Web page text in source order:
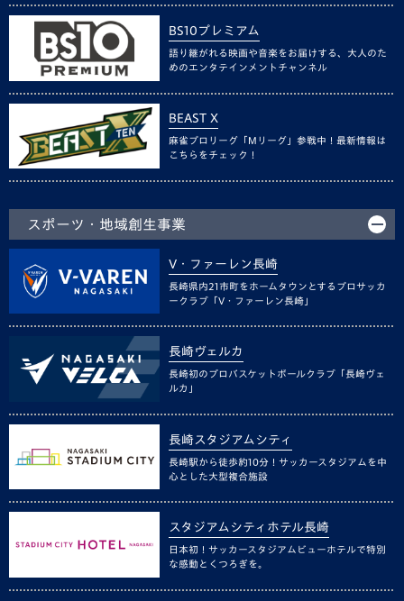
BS10プレミアム
語り継がれる映画や音楽をお届けする、大人のた
めのエンタテインメントチャンネル
BEAST X
麻雀プロリーグ「Mリーグ」参戦中！最新情報は
こちらをチェック！
スポーツ・地域創生事業
V・ファーレン長崎
長崎県内21市町をホームタウンとするプロサッカ
ークラブ「V・ファーレン長崎」
長崎ヴェルカ
長崎初のプロバスケットボールクラブ「長崎ヴェ
ルカ」
長崎スタジアムシティ
長崎駅から徒歩約10分！サッカースタジアムを中
心とした大型複合施設
スタジアムシティホテル長崎
日本初！サッカースタジアムビューホテルで特別
な感動とくつろぎを。